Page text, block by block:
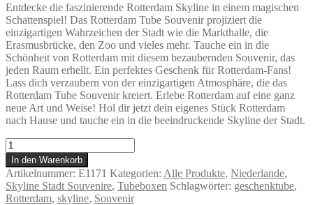
Entdecke die faszinierende Rotterdam Skyline in einem magischen
Schattenspiel! Das Rotterdam Tube Souvenir projiziert die
einzigartigen Wahrzeichen der Stadt wie die Markthalle, die
Erasmusbrücke, den Zoo und vieles mehr. Tauche ein in die
Schönheit von Rotterdam mit diesem bezaubernden Souvenir, das
jeden Raum erhellt. Ein perfektes Geschenk für Rotterdam-Fans!
Lass dich verzaubern von der einzigartigen Atmosphäre, die das
Rotterdam Tube Souvenir kreiert. Erlebe Rotterdam auf eine ganz
neue Art und Weise! Hol dir jetzt dein eigenes Stück Rotterdam
nach Hause und tauche ein in die beeindruckende Skyline der Stadt.
Rotterdam
-
Tubebox
Menge
In den Warenkorb
Artikelnummer: E1171 Kategorien: Alle Produkte, Niederlande,
Skyline Stadt Souvenire, Tubeboxen Schlagwörter: geschenktube,
Rotterdam, skyline, Souvenir